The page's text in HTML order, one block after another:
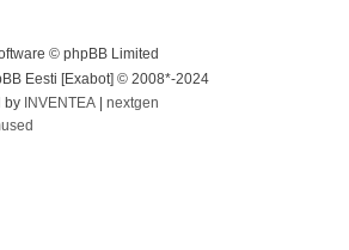
© phpBB Limited
Eesti [Exabot] © 2008*-2024
by INVENTEA
nextgen